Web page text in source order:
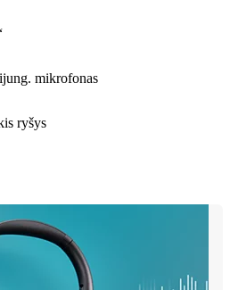
mikrofonas
ryšys